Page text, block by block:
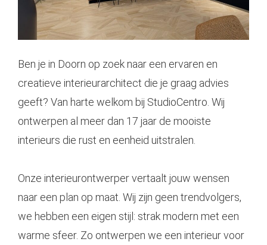
Ben je in Doorn op zoek naar een ervaren en
creatieve interieurarchitect die je graag advies
geeft? Van harte welkom bij StudioCentro. Wij
ontwerpen al meer dan 17 jaar de mooiste
interieurs die rust en eenheid uitstralen.
Onze interieurontwerpervertaalt jouw wensen
naar een plan op maat. Wij zijn geen trendvolgers,
we hebben een eigen stijl: strak modern met een
warme sfeer. Zo ontwerpen we een interieur voor